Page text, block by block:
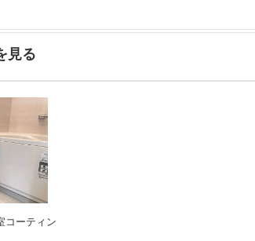
見る
コーティン